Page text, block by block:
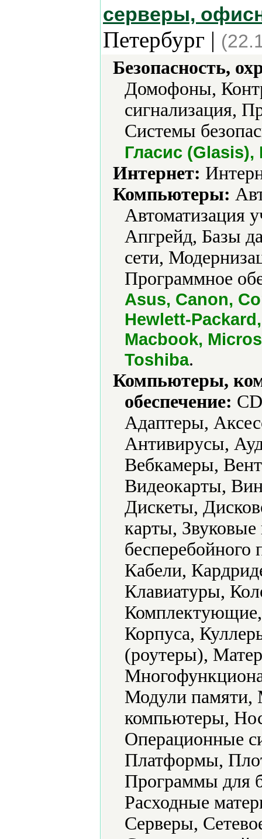
серверы,
Петербург |
Безопасность,
Домофоны,
сигнализация,
Системы
Гласис
Интернет:
Компьютеры:
Автоматизация
Апгрейд, Базы
сети,
Программное
Asus, Canon,
Hewlett-
Macbook,
Toshiba.
Компьютеры,
обеспечение:
Адаптеры,
Антивирусы,
Вебкамеры,
Видеокарты,
Дискеты,
карты,
Кабели,
Клавиатуры,
Корпуса,
(роутеры),
Модули памяти,
компьютеры,
Операционные
Платформы,
Программы для
Расходные
Серверы,